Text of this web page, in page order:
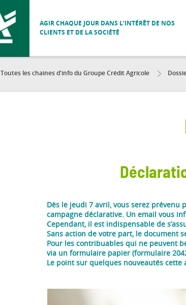
AGIR CHAQUE JOUR DANS L’INTÉRÊT DE NOS
CLIENTS ET DE LA SOCIÉTÉ
Toutes les chaines d'info du Groupe Crédit Agricole
Dès le jeudi 7 avril, vous serez
campagne déclarative. Un email vous
Cependant, il est indispensable de
Sans action de votre part, le document
Pour les contribuables qui ne peuvent
via un formulaire papier (formulaire
Le point sur quelques nouveautés cette